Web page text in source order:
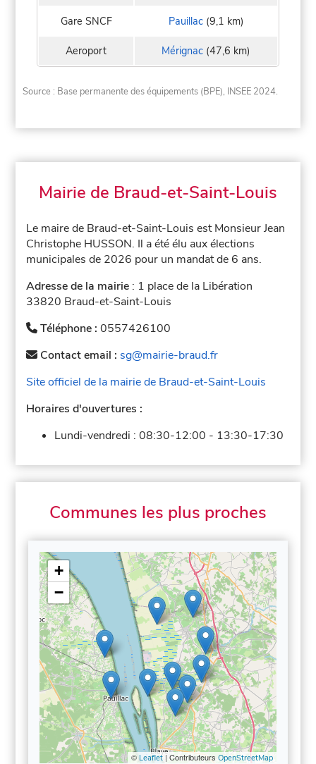
Gare SNCF Pauillac(9,1 km)
Aeroport Mérignac (47,6 km)
Source : Base permanente des équipements (BPE), INSEE 2024.
Mairie de Braud-et-Saint-Louis
Le maire de Braud-et-Saint-Louis est Monsieur Jean
Christophe HUSSON. Il a été élu aux élections
municipales de 2026 pour un mandat de 6 ans.
Adresse de la mairie : 1 place de la Libération
33820 Braud-et-Saint-Louis
Téléphone :0557426100
Contact email : sg@mairie-braud.fr
Site officiel de la mairie de Braud-et-Saint-Louis
Horaires d'ouvertures :
Lundi-vendredi :08:30-12:00 - 13:30-17:30
Communes les plus proches
+
−
© Leaflet| Contributeurs OpenStreetMap